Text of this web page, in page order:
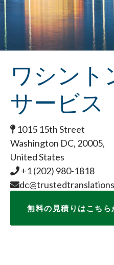
ワシント
サービス
1015 15th Street
Washington DC, 20005,
United States
+1 (202) 980-1818
無料の見積りはこちら